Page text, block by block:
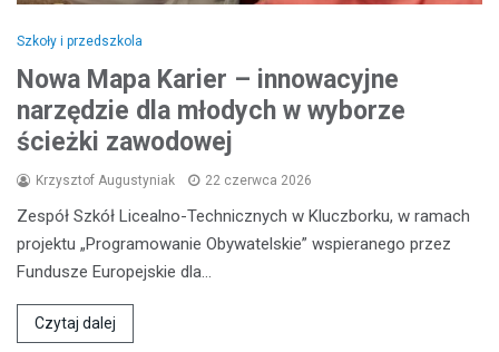
Szkoły i przedszkola
Nowa Mapa Karier – innowacyjne
narzędzie dla młodych w wyborze
ścieżki zawodowej
Krzysztof Augustyniak 22 czerwca 2026
Zespół Szkół Licealno-Technicznych w Kluczborku, w ramach
projektu „Programowanie Obywatelskie” wspieranego przez
Fundusze Europejskie dla…
Czytaj dalej